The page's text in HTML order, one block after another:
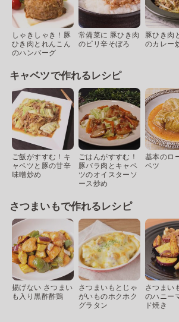
しゃきしゃき！豚
ひき肉とれんこん
のハンバーグ
常備菜に 豚ひき肉
のピリ辛そぼろ
豚ひき肉
のカレー
キャベツで作れるレシピ
ご飯がすすむ！キ
ャベツと豚の甘辛
味噌炒め
ごはんがすすむ！
豚バラ肉とキャベ
ツのオイスターソ
ース炒め
基本のロ
ベツ
さつまいもで作れるレシピ
揚げない さつまい
も入り黒酢酢鶏
さつまいもとじゃ
がいものホクホク
グラタン
さつまい
のハニー
ド焼き